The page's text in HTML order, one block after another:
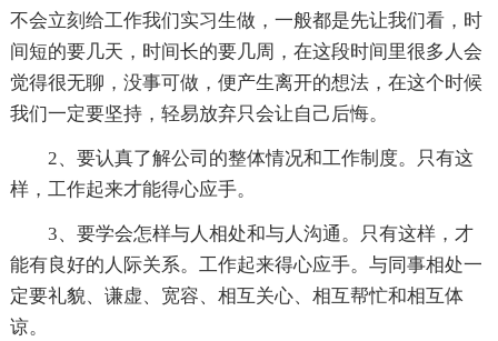
不会立刻给工作我们实习生做，一般都是先让我们看，时
间短的要几天，时间长的要几周，在这段时间里很多人会
觉得很无聊，没事可做，便产生离开的想法，在这个时候
我们一定要坚持，轻易放弃只会让自己后悔。
2、要认真了解公司的整体情况和工作制度。只有这
样，工作起来才能得心应手。
3、要学会怎样与人相处和与人沟通。只有这样，才
能有良好的人际关系。工作起来得心应手。与同事相处一
定要礼貌、谦虚、宽容、相互关心、相互帮忙和相互体
谅。